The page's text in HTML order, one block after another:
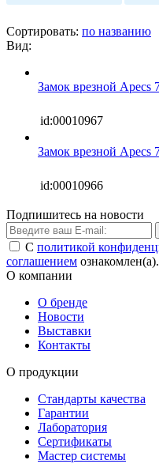
Сортировать: по названию
Вид:
Замок врезной Apecs
id:00010967
Замок врезной Apecs
id:00010966
Подпишитесь на новости
С политикой
соглашением ознакомлен(а).
О компании
О бренде
Новости
Выставки
Контакты
О продукции
Стандарты качества
Гарантии
Лаборатория
Сертификаты
Мастер системы